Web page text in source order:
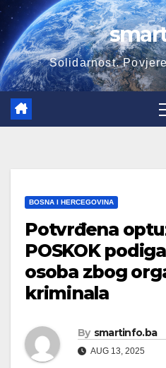
Skip
to
content
Solidarnost.
BOSNA I HERCEGOVINA
Potvrđena
POSKOK
osoba zbog
kriminala
By smartinfo.ba
AUG 13, 2025